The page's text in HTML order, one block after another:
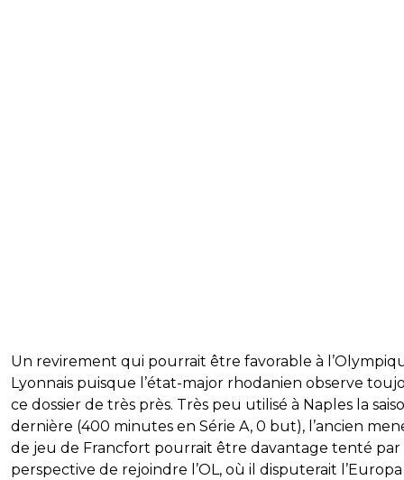
Un revirement qui pourrait être favorable à
Lyonnais puisque l’état-major rhodanien observe
ce dossier de très près. Très peu utilisé à Naples la
dernière (400 minutes en Série A, 0 but), l’ancien
de jeu de Francfort pourrait être davantage tenté par
perspective de rejoindre l’OL, où il disputerait l’Europa